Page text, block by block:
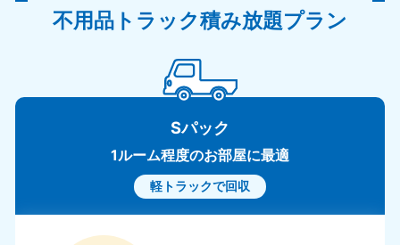
不用品トラック積み放題プラン
Sパック
1ルーム程度のお部屋に最適
軽トラックで回収